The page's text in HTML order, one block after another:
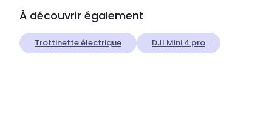
À découvrir également
Trottinette électrique DJI Mini 4 pro